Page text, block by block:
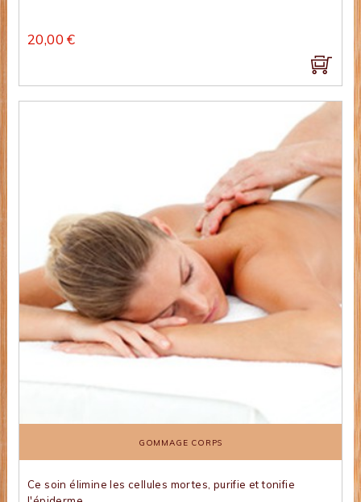
20,00 €
GOMMAGE CORPS
Ce soin élimine les cellules mortes, purifie et tonifie